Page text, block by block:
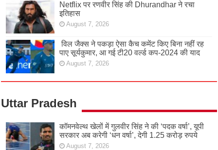
Netflix पर रणवीर सिंह की Dhurandhar ने रचा
इतिहास
August 7, 2026
विल जैक्स ने पकड़ा ऐसा कैच कमेंट किए बिना नहीं रह
पाए सूर्यकुमार, आ गई टी20 वर्ल्ड कप-2024 की याद
August 7, 2026
Uttar Pradesh
कॉमनवेल्थ खेलों में गुलवीर सिंह ने की ‘पदक वर्षा’, यूपी
सरकार अब करेगी ‘धन वर्षा’, देगी 1.25 करोड़ रुपये
August 7, 2026